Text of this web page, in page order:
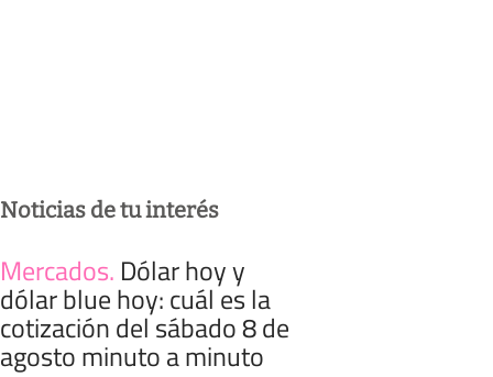
Noticias de tu interés
Mercados. Dólar hoy y
dólar blue hoy: cuál es la
cotización del sábado 8 de
agosto minuto a minuto